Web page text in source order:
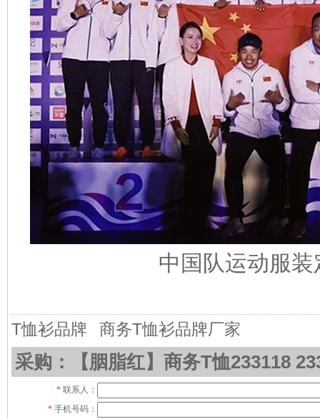
中国队运动服
T恤衫品牌 商务T恤衫品牌厂家
采购：【胭脂红】商务T恤233118
* 联系人：
* 手机号码：